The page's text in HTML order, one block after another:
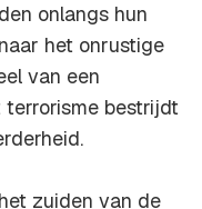
onlangs hun
het onrustige
van een
bestrijdt
zuiden van de